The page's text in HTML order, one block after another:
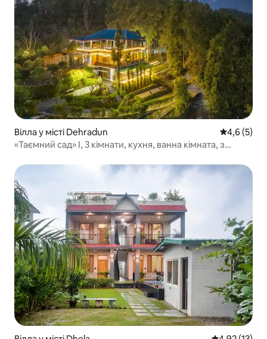
Вілла у місті Dehradun Середня
4,6 (5)
«Таємний сад» I, 3 кімнати, кухня, ванна кімната, з